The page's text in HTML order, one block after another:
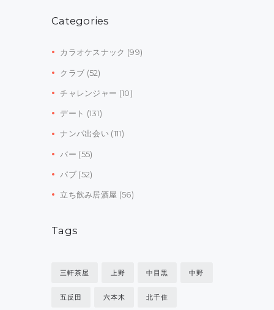
Categories
カラオケスナック (99)
クラブ (52)
チャレンジャー (10)
デート (131)
ナンパ出会い (111)
バー (55)
パブ(52)
立ち飲み居酒屋 (56)
Tags
三軒茶屋 上野 中目黒 中野
五反田 六本木 北千住